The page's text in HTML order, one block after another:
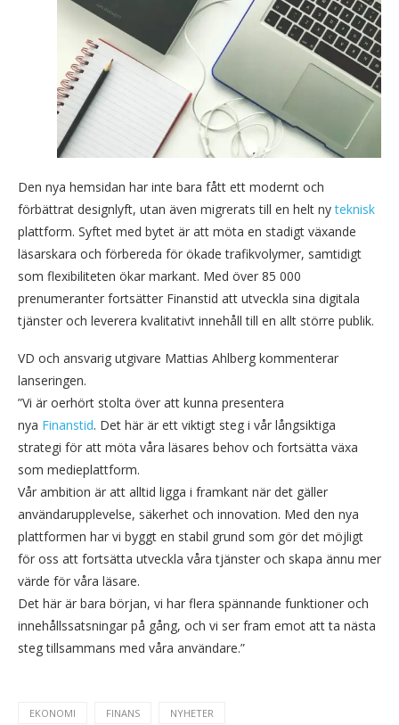
Den nya hemsidan har inte bara fått ett modernt och
förbättrat designlyft, utan även migrerats till en helt nyteknisk
plattform. Syftet med bytet är att möta en stadigt växande
läsarskara och förbereda för ökade trafikvolymer, samtidigt
som flexibiliteten ökar markant. Med över 85 000
prenumeranter fortsätter Finanstid att utveckla sina digitala
tjänster och leverera kvalitativt innehåll till en allt större publik.
VD och ansvarig utgivare Mattias Ahlberg kommenterar
lanseringen.
”Vi är oerhört stolta över att kunna presentera
nya Finanstid. Det här är ett viktigt steg i vår långsiktiga
strategi för att möta våra läsares behov och fortsätta växa
som medieplattform.
Vår ambition är att alltid ligga i framkant när det gäller
användarupplevelse, säkerhet och innovation. Med den nya
plattformen har vi byggt en stabil grund som gör det möjligt
för oss att fortsätta utveckla våra tjänster och skapa ännu mer
värde för våra läsare.
Det här är bara början, vi har flera spännande funktioner och
innehållssatsningar på gång, och vi ser fram emot att ta nästa
steg tillsammans med våra användare.”
EKONOMI FINANS NYHETER